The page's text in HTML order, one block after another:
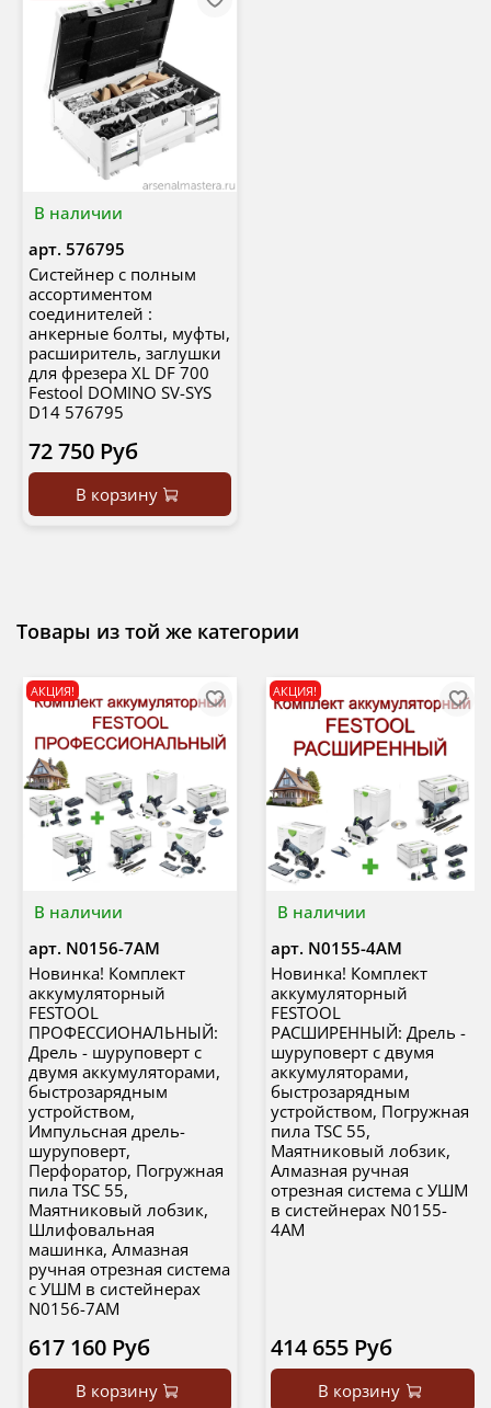
В наличии
арт. 576795
Систейнер с полным
ассортиментом
соединителей :
анкерные болты, муфты,
расширитель, заглушки
для фрезера XL DF 700
Festool DOMINO SV-SYS
D14 576795
72 750 Руб
В корзину
Товары из той же категории
В наличии
АКЦИЯ!
арт. N0156-7AM
Новинка! Комплект
аккумуляторный
FESTOOL
ПРОФЕССИОНАЛЬНЫЙ:
Дрель - шуруповерт с
двумя аккумуляторами,
быстрозарядным
устройством,
Импульсная дрель-
шуруповерт,
Перфоратор, Погружная
пила TSC 55,
Маятниковый лобзик,
Шлифовальная
машинка, Алмазная
ручная отрезная система
с УШМ в систейнерах
N0156-7AM
617 160 Руб
В корзину
В наличии
АКЦИЯ!
арт. N0155-4AM
Новинка! Комплект
аккумуляторный
FESTOOL
РАСШИРЕННЫЙ: Дрель -
шуруповерт с двумя
аккумуляторами,
быстрозарядным
устройством, Погружная
пила TSC 55,
Маятниковый лобзик,
Алмазная ручная
отрезная система с УШМ
в систейнерах N0155-
4AM
414 655 Руб
В корзину